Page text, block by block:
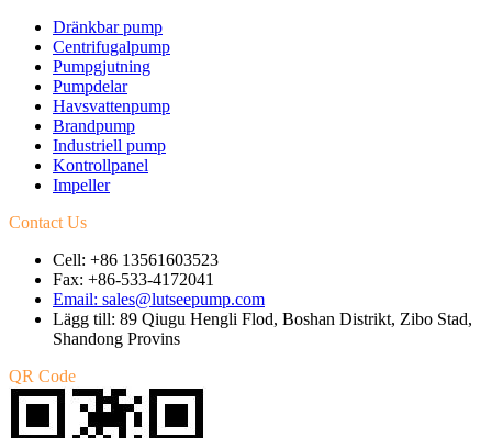
Dränkbar pump
Centrifugalpump
Pumpgjutning
Pumpdelar
Havsvattenpump
Brandpump
Industriell pump
Kontrollpanel
Impeller
Contact Us
Cell: +86 13561603523
Fax: +86-533-4172041
Email: sales@lutseepump.com
Lägg till: 89 Qiugu Hengli Flod, Boshan Distrikt, Zibo Stad,
Shandong Provins
QR Code